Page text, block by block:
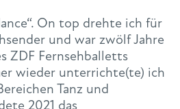
On top drehte ich für
und war zwölf Jahre
ZDF Fernsehballetts
wieder unterrichte(te) ich
Tanz und
2021 das